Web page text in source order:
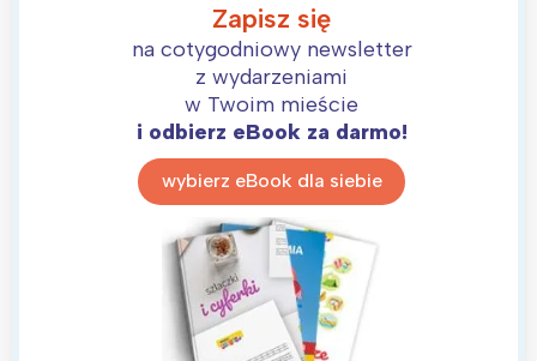
Zapisz się
na cotygodniowy newsletter
z wydarzeniami
w Twoim mieście
i odbierz eBook za darmo!
wybierz eBook dla siebie